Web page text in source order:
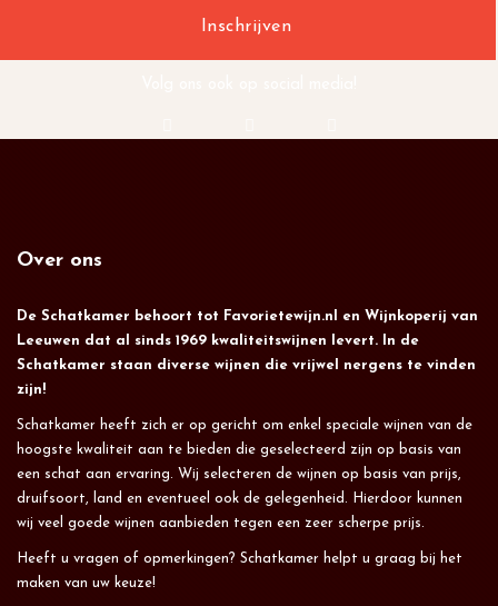
Over ons
De Schatkamer behoort tot Favorietewijn.nl en Wijnkoperij van
Leeuwen dat al sinds 1969 kwaliteitswijnen levert. In de
Schatkamer staan diverse wijnen die vrijwel nergens te vinden
zijn!
Schatkamer heeft zich er op gericht om enkel speciale wijnen van de
hoogste kwaliteit aan te bieden die geselecteerd zijn op basis van
een schat aan ervaring. Wij selecteren de wijnen op basis van prijs,
druifsoort, land en eventueel ook de gelegenheid. Hierdoor kunnen
wij veel goede wijnen aanbieden tegen een zeer scherpe prijs.
Heeft u vragen of opmerkingen? Schatkamer helpt u graag bij het
maken van uw keuze!